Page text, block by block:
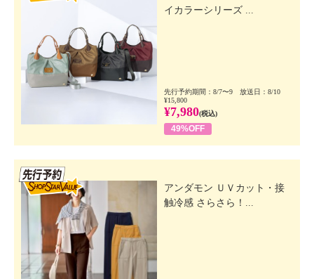
イカラーシリーズ ...
先行予約期間：8/7〜9 放送日：8/10
¥15,800
¥7,980(税込)
49%OFF
アンダモン ＵＶカット・接
触冷感 さらさら！...